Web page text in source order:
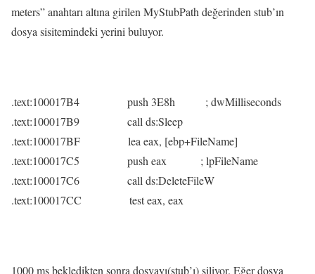
meters” anahtarı altına girilen MyStubPath değerinden stub’ın
dosya sisitemindeki yerini buluyor.
.text:100017B4 push 3E8h ; dwMilliseconds
.text:100017B9 call ds:Sleep
.text:100017BF lea eax, [ebp+FileName]
.text:100017C5 push eax ; lpFileName
.text:100017C6 call ds:DeleteFileW
.text:100017CC test eax, eax
1000 ms bekledikten sonra dosyayı(stub’ı) siliyor. Eğer dosya